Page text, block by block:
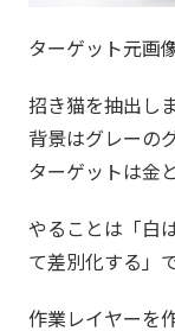
ターゲット元画
招き猫を抽出しま
背景はグレーの
ターゲットは金
やることは「白
て差別化する」で
作業レイヤーを